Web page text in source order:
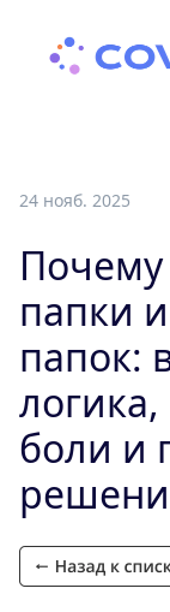
24 нояб. 2025
папки
папок:
боли и